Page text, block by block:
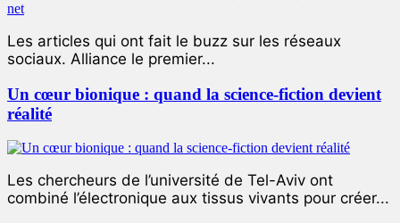
Les articles qui ont fait le buzz sur les réseaux
sociaux. Alliance le premier...
Un cœur bionique : quand la science-fiction devient
réalité
Les chercheurs de l’université de Tel-Aviv ont
combiné l’électronique aux tissus vivants pour créer...